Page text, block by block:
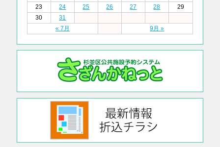
23
24 25 26 27 28
29
30
31
« 7月
9月 »